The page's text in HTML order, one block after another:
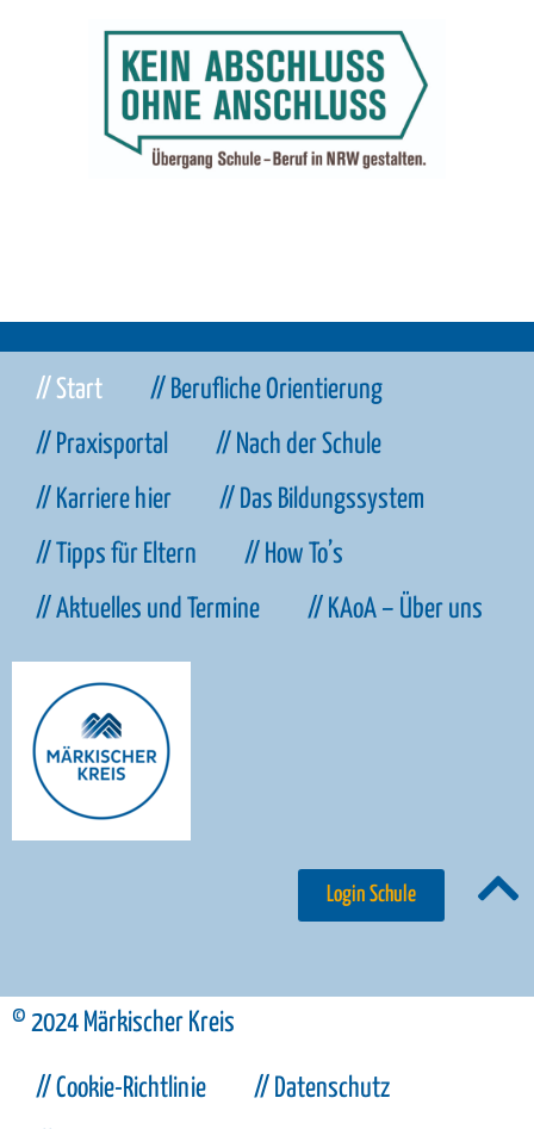
// Start
// Berufliche Orientierung
// Praxisportal
// Nach der Schule
// Karriere hier
// Das Bildungssystem
// Tipps für Eltern
// How To’s
// Aktuelles und Termine
© 2024 Märkischer Kreis